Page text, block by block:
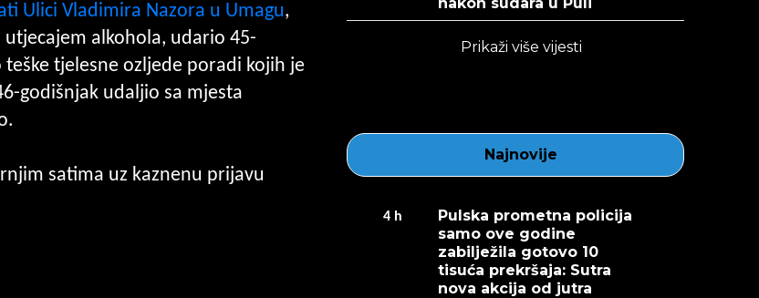
Ulici Vladimira Nazora u Umagu,
alkohola, udario 45-
tjelesne ozljede poradi kojih je
godišnjak udaljio sa mjesta
satima uz kaznenu prijavu
Prikaži više vijesti
Najnovije
4 h
Pulska prometna policija
samo ove godine
zabilježila gotovo 10
tisuća prekršaja: Sutra
nova akcija od jutra